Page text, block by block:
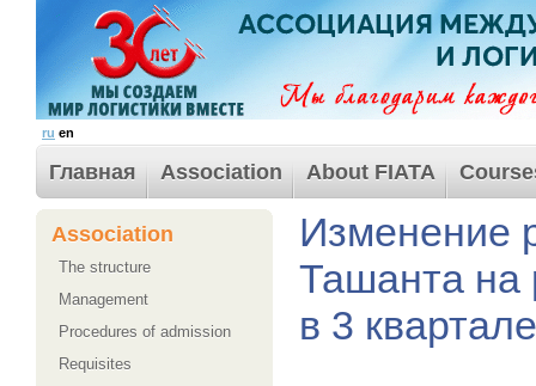
ru en
Главная Association About FIATA
Association
The structure
Management
Procedures of admission
Requisites
Изменение
Ташанта на
в 3